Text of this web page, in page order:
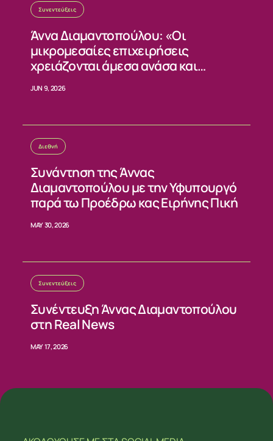
Συνεντεύξεις
Άννα Διαμαντοπούλου: «Οι
μικρομεσαίες επιχειρήσεις
χρειάζονται άμεσα ανάσα και
JUN 9, 2026
Διεθνή
Συνάντηση της Άννας
Διαμαντοπούλου με την Υφυπουργό
παρά τω Προέδρω κας Ειρήνης Πική
MAY 30, 2026
Συνεντεύξεις
Συνέντευξη Άννας Διαμαντοπούλου
στη Real News
MAY 17, 2026